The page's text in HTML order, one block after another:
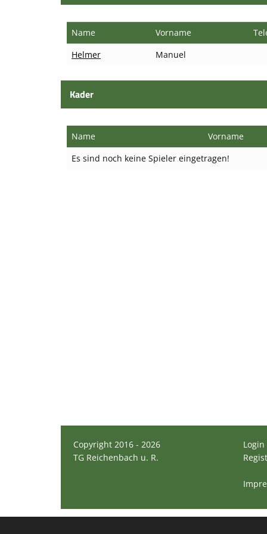
Name Vorname
Helmer
Manuel
Kader
Name Vorname
Es sind noch keine Spieler eingetragen!
Copyright 2016 - 2026
TG Reichenbach u. R.
Login